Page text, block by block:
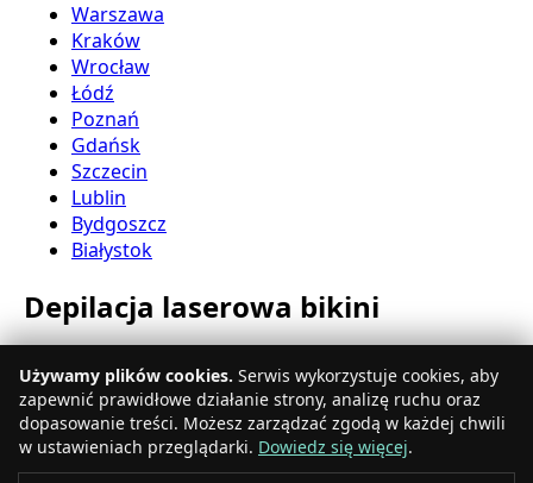
Warszawa
Kraków
Wrocław
Łódź
Poznań
Gdańsk
Szczecin
Lublin
Bydgoszcz
Białystok
Depilacja laserowa bikini
Katowice
Gdynia
Częstochowa
Radom
Rzeszów
Używamy plików cookies. Serwis wykorzystuje cookies, aby
zapewnić prawidłowe działanie strony, analizę ruchu oraz
dopasowanie treści. Możesz zarządzać zgodą w każdej chwili
w ustawieniach przeglądarki. Dowiedz się więcej.